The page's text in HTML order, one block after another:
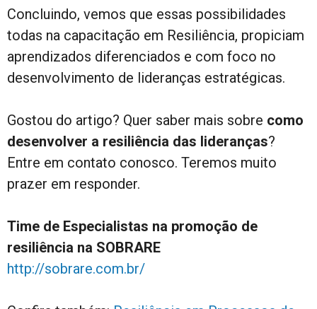
Concluindo, vemos que essas possibilidades
todas na capacitação em Resiliência, propiciam
aprendizados diferenciados e com foco no
desenvolvimento de lideranças estratégicas.
Gostou do artigo? Quer saber mais sobre como
desenvolver a resiliência das lideranças?
Entre em contato conosco. Teremos muito
prazer em responder.
Time de Especialistas na promoção de
resiliência na SOBRARE
http://sobrare.com.br/